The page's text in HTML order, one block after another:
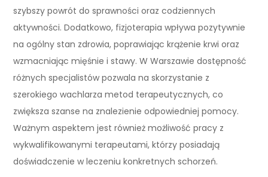
szybszy powrót do sprawności oraz codziennych
aktywności. Dodatkowo, fizjoterapia wpływa pozytywnie
na ogólny stan zdrowia, poprawiając krążenie krwi oraz
wzmacniając mięśnie i stawy. W Warszawie dostępność
różnych specjalistów pozwala na skorzystanie z
szerokiego wachlarza metod terapeutycznych, co
zwiększa szanse na znalezienie odpowiedniej pomocy.
Ważnym aspektem jest również możliwość pracy z
wykwalifikowanymi terapeutami, którzy posiadają
doświadczenie w leczeniu konkretnych schorzeń.